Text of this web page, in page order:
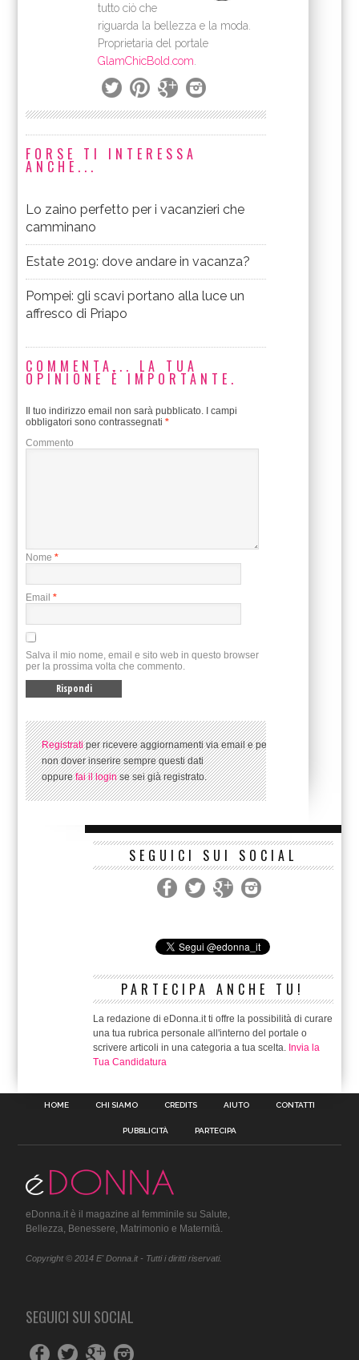
tutto ciò che
riguarda la bellezza e la moda.
Proprietaria del portale
GlamChicBold.com
FORSE TI INTERESSA
ANCHE...
Lo zaino perfetto per i vacanzieri che
camminano
Estate 2019: dove andare in vacanza?
Pompei: gli scavi portano alla luce un
affresco di Priapo
COMMENTA... LA TUA
OPINIONE È IMPORTANTE.
Il tuo indirizzo email non sarà pubblicato. I campi
obbligatori sono contrassegnati*
Commento
Nome *
Email *
Salva il mio nome, email e sito web in questo browser
per la prossima volta che commento.
Registratiper ricevere aggiornamenti via email e per
non dover inserire sempre questi dati
oppurefai il loginse sei già registrato.
SEGUICI SUI SOCIAL
PARTECIPA ANCHE TU!
La redazione di eDonna.it ti offre la possibilità di curare
una tua rubrica personale all'interno del portale o
scrivere articoli in una categoria a tua scelta. Invia la
Tua Candidatura
HOME CHI SIAMO CREDITS AIUTO CONTATTI
PUBBLICITÀ PARTECIPA
eDonna.it è il magazine al femminile su Salute,
Bellezza, Benessere, Matrimonio e Maternità.
Copyright © 2014 E' Donna.it - Tutti i diritti riservati.
SEGUICI SUI SOCIAL